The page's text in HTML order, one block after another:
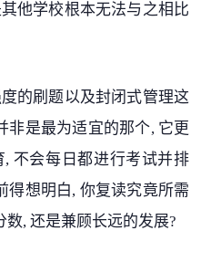
他学校根本无法与之相比
的刷题以及封闭式管理这
非是最为适宜的那个, 它更
不会每日都进行考试并排
得想明白, 你复读究竟所需
数, 还是兼顾长远的发展?